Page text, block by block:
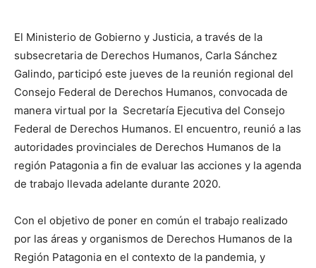
El Ministerio de Gobierno y Justicia, a través de la
subsecretaria de Derechos Humanos, Carla Sánchez
Galindo, participó este jueves de la reunión regional del
Consejo Federal de Derechos Humanos, convocada de
manera virtual por la Secretaría Ejecutiva del Consejo
Federal de Derechos Humanos. El encuentro, reunió a las
autoridades provinciales de Derechos Humanos de la
región Patagonia a fin de evaluar las acciones y la agenda
de trabajo llevada adelante durante 2020.
Con el objetivo de poner en común el trabajo realizado
por las áreas y organismos de Derechos Humanos de la
Región Patagonia en el contexto de la pandemia, y